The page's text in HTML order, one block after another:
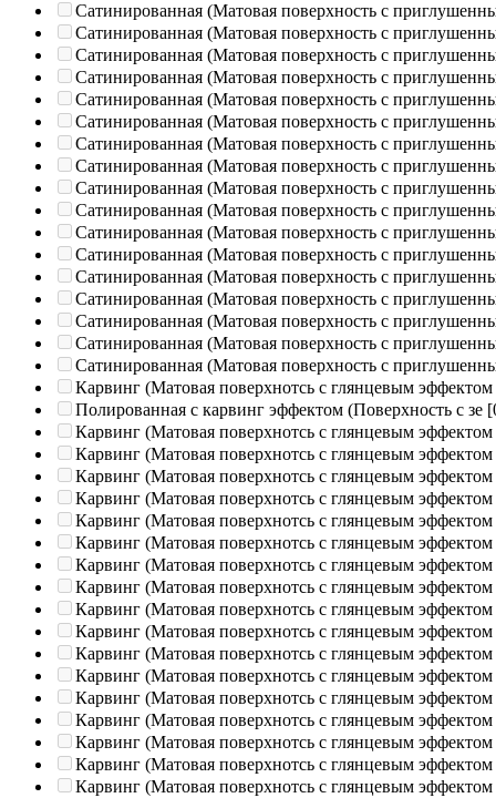
Сатинированная (Матовая поверхность с
Сатинированная (Матовая поверхность с
Сатинированная (Матовая поверхность с
Сатинированная (Матовая поверхность с
Сатинированная (Матовая поверхность с
Сатинированная (Матовая поверхность с
Сатинированная (Матовая поверхность с
Сатинированная (Матовая поверхность с
Сатинированная (Матовая поверхность с
Сатинированная (Матовая поверхность с
Сатинированная (Матовая поверхность с
Сатинированная (Матовая поверхность с
Сатинированная (Матовая поверхность с
Сатинированная (Матовая поверхность с
Сатинированная (Матовая поверхность с
Сатинированная (Матовая поверхность с
Сатинированная (Матовая поверхность с
Карвинг (Матовая поверхнотсь с глянцевым эффектом
Полированная c карвинг эффектом (Поверхность с зе
Карвинг (Матовая поверхнотсь с глянцевым эффектом
Карвинг (Матовая поверхнотсь с глянцевым эффектом
Карвинг (Матовая поверхнотсь с глянцевым эффектом
Карвинг (Матовая поверхнотсь с глянцевым эффектом
Карвинг (Матовая поверхнотсь с глянцевым эффектом
Карвинг (Матовая поверхнотсь с глянцевым эффектом
Карвинг (Матовая поверхнотсь с глянцевым эффектом
Карвинг (Матовая поверхнотсь с глянцевым эффектом
Карвинг (Матовая поверхнотсь с глянцевым эффектом
Карвинг (Матовая поверхнотсь с глянцевым эффектом
Карвинг (Матовая поверхнотсь с глянцевым эффектом
Карвинг (Матовая поверхнотсь с глянцевым эффектом
Карвинг (Матовая поверхнотсь с глянцевым эффектом
Карвинг (Матовая поверхнотсь с глянцевым эффектом
Карвинг (Матовая поверхнотсь с глянцевым эффектом
Карвинг (Матовая поверхнотсь с глянцевым эффектом
Карвинг (Матовая поверхнотсь с глянцевым эффектом